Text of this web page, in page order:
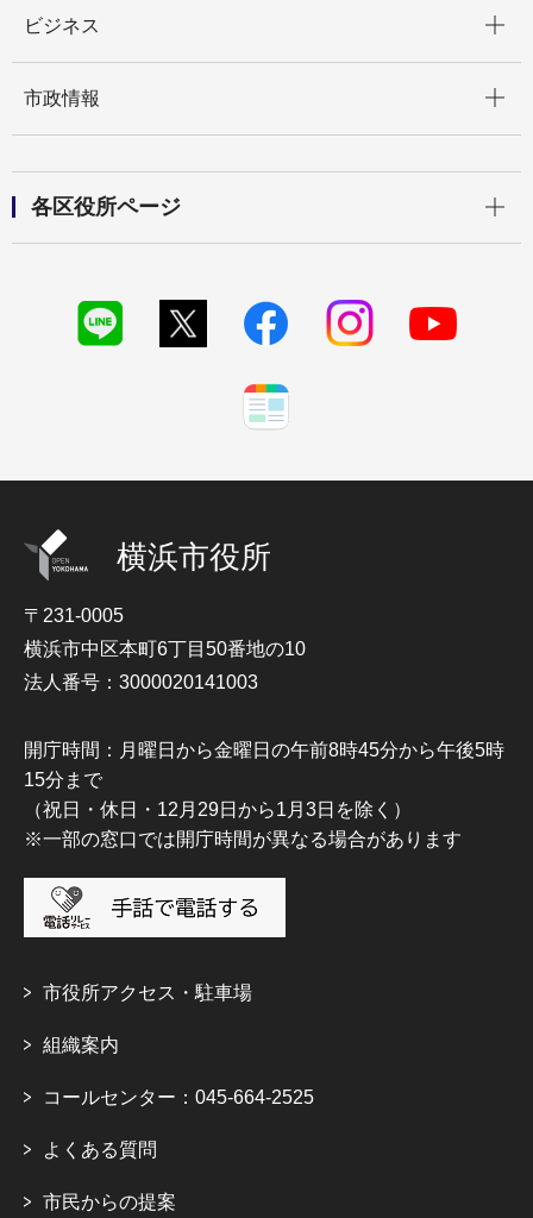
ビジネス
市政情報
各区役所ページ
横浜市役所
〒231-0005
横浜市中区本町6丁目50番地の10
法人番号：3000020141003
開庁時間：月曜日から金曜日の午前8時45分から午後5時
15分まで
（祝日・休日・12月29日から1月3日を除く）
※一部の窓口では開庁時間が異なる場合があります
市役所アクセス・駐車場
組織案内
コールセンター：045-664-2525
よくある質問
市民からの提案